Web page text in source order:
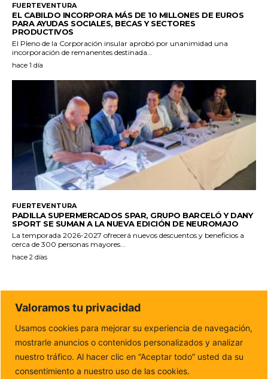
FUERTEVENTURA
EL CABILDO INCORPORA MÁS DE 10 MILLONES DE EUROS
PARA AYUDAS SOCIALES, BECAS Y SECTORES
PRODUCTIVOS
El Pleno de la Corporación insular aprobó por unanimidad una
incorporación de remanentes destinada...
hace 1 día
FUERTEVENTURA
PADILLA SUPERMERCADOS SPAR, GRUPO BARCELÓ Y DANY
SPORT SE SUMAN A LA NUEVA EDICIÓN DE NEUROMAJO
La temporada 2026-2027 ofrecerá nuevos descuentos y beneficios a
cerca de 300 personas mayores...
hace 2 días